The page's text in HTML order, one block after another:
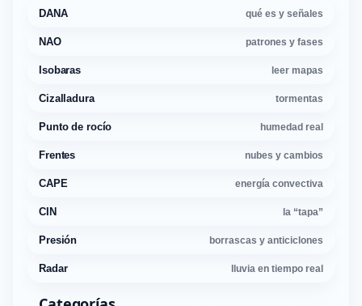
DANA qué es y señales
NAO patrones y fases
Isobaras leer mapas
Cizalladura tormentas
Punto de rocío humedad real
Frentes nubes y cambios
CAPE energía convectiva
CIN la “tapa”
Presión borrascas y anticiclones
Radar lluvia en tiempo real